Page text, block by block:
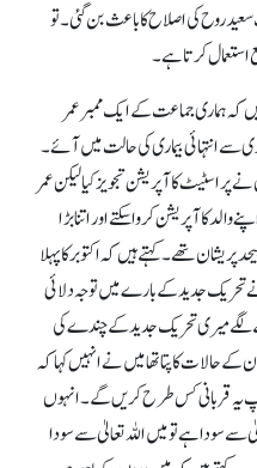
روح کی اصلاح کا باعث بن گئی۔ تو
کرتا ہے۔
کہ ہماری جماعت کے ایک ممبر عمر
سے انتہائی بیماری کی حالت میں آئے۔
کا آپریشن تجویز کیا لیکن عمر
کا آپریشن کروا سکتے اور اتنا بڑا
پریشان تھے۔ کہتے ہیں کہ اکتوبر کا پہلا
تحریک جدید کے بارے میں توجہ دلائی
لگے میری تحریک جدید کے چندے کی
حالات کا پتا تھا میں نے انہیں کہا کہ
یہ قربانی کس طرح کریں گے۔ انہوں
سے سودا ہے تو میں اللہ تعالیٰ سے سودا